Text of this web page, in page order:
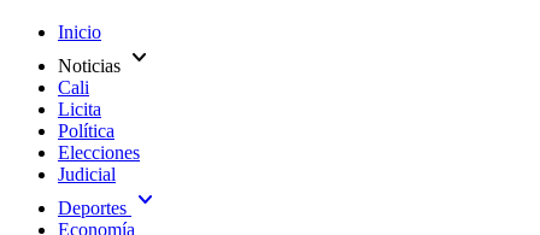
Inicio
Noticias expand_more
Cali
Licita
Política
Elecciones
Judicial
Deportes expand_more
Economía